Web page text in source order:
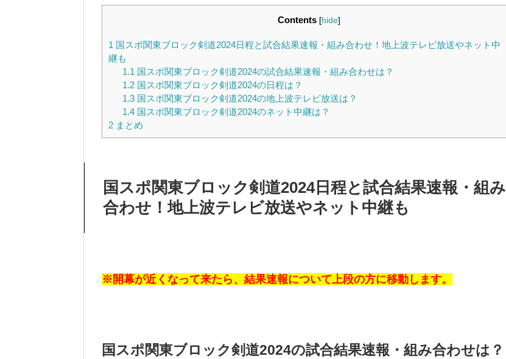
Contents [hide]
1 国スポ関東ブロック剣道2024日程と試合結果速報・組み合わせ！地上波テレビ放送やネット中
継も
1.1 国スポ関東ブロック剣道2024の試合結果速報・組み合わせは？
1.2国スポ関東ブロック剣道2024の日程は？
1.3国スポ関東ブロック剣道2024の地上波テレビ放送は？
1.4国スポ関東ブロック剣道2024のネット中継は？
2 まとめ
国スポ関東ブロック剣道2024日程と試合結果速報・組み
合わせ！地上波テレビ放送やネット中継も
※開幕が近くなって来たら、結果速報について上段の方に移動します。
国スポ関東ブロック剣道2024の試合結果速報・組み合わせは？